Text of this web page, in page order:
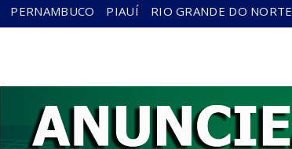
PERNAMBUCO PIAUÍ RIO GRANDE DO NORTE